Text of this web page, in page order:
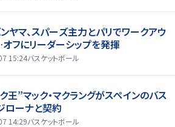
ヤマ、スパーズ主力とパリでワークアウ
フにリーダーシップを発揮
15:24バスケットボール
王”マック・マクラングがスペインのバス
ローナと契約
14:29バスケットボール